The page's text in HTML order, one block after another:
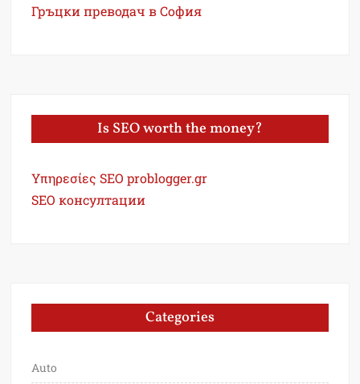
Гръцки преводач в София
Is SEO worth the money?
Υπηρεσίες SEO problogger.gr
SEO консултации
Categories
Auto